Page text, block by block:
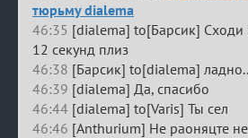
тюрьму dialema
46:35 [dialema] to[Барсик] Сходи
12 секунд плиз
46:38 [Барсик] to[dialema]
46:39 [dialema] Да, спасибо
46:44 [dialema] to[Varis] Ты сел
46:46 [Anthurium] Не раоняцте